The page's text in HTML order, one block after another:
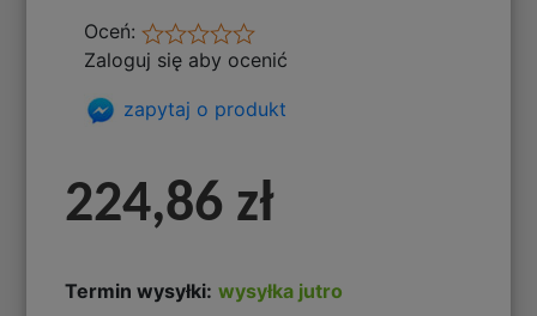
Oceń:
Zaloguj się aby ocenić
zapytaj o produkt
224,86 zł
Termin wysyłki: wysyłka jutro